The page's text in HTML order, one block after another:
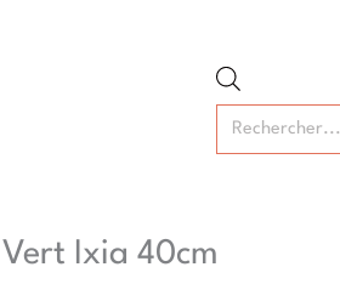
produits
Ixia 40cm